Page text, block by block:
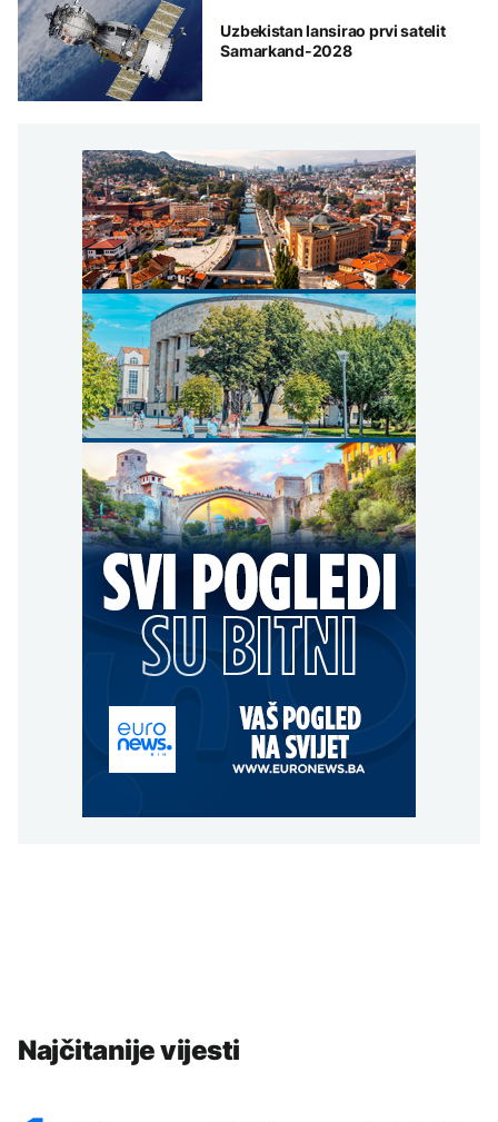
Uzbekistan lansirao prvi satelit
Samarkand-2028
Najčitanije vijesti